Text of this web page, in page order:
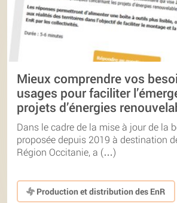
Mieux comprendre vos
usages pour faciliter
projets d’énergies
Dans le cadre de la mise à jour de la
proposée depuis 2019 à destination
Région Occitanie, a (…)
Production et distribution des EnR